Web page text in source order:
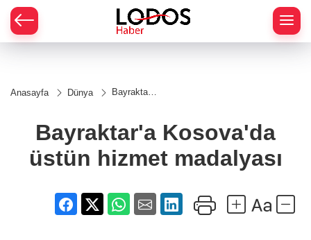
Anasayfa Dünya
Bayraktar'a
hizmet
madalyası
Bayraktar'a Kosova'da
üstün hizmet madalyası